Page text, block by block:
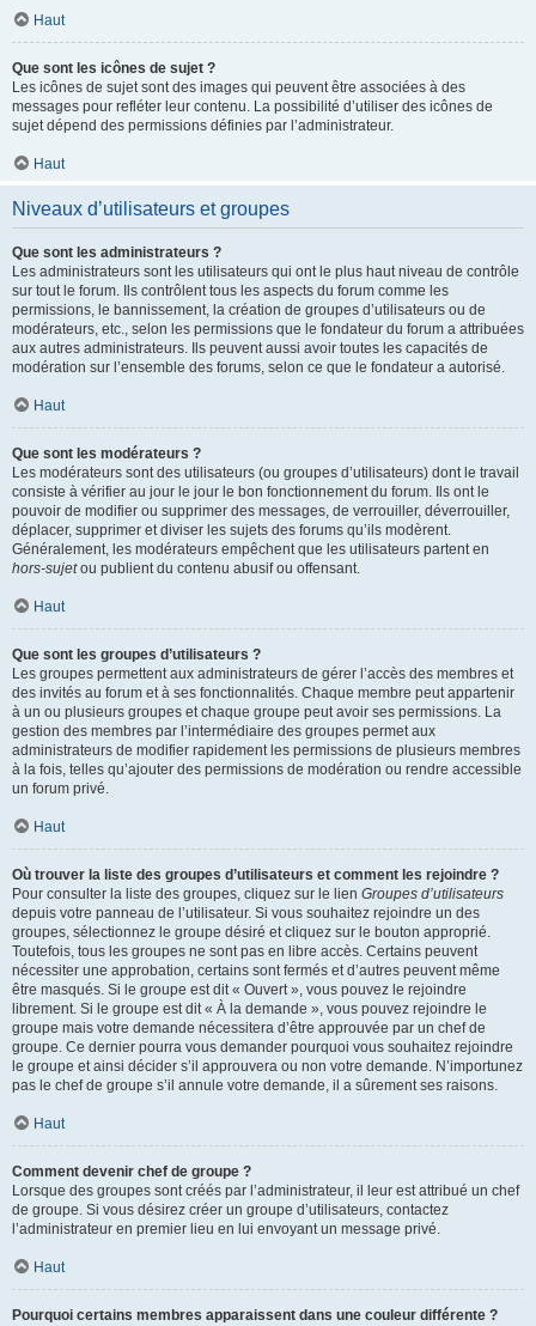
Haut
Que sont les icônes de sujet ?
Les icônes de sujet sont des images qui peuvent être associées à des
messages pour refléter leur contenu. La possibilité d’utiliser des icônes de
sujet dépend des permissions définies par l’administrateur.
Haut
Niveaux d’utilisateurs et groupes
Que sont les administrateurs ?
Les administrateurs sont les utilisateurs qui ont le plus haut niveau de contrôle
sur tout le forum. Ils contrôlent tous les aspects du forum comme les
permissions, le bannissement, la création de groupes d’utilisateurs ou de
modérateurs, etc., selon les permissions que le fondateur du forum a attribuées
aux autres administrateurs. Ils peuvent aussi avoir toutes les capacités de
modération sur l’ensemble des forums, selon ce que le fondateur a autorisé.
Haut
Que sont les modérateurs ?
Les modérateurs sont des utilisateurs (ou groupes d’utilisateurs) dont le travail
consiste à vérifier au jour le jour le bon fonctionnement du forum. Ils ont le
pouvoir de modifier ou supprimer des messages, de verrouiller, déverrouiller,
déplacer, supprimer et diviser les sujets des forums qu’ils modèrent.
Généralement, les modérateurs empêchent que les utilisateurs partent en
hors-sujetou publient du contenu abusif ou offensant.
Haut
Que sont les groupes d’utilisateurs ?
Les groupes permettent aux administrateurs de gérer l’accès des membres et
des invités au forum et à ses fonctionnalités. Chaque membre peut appartenir
à un ou plusieurs groupes et chaque groupe peut avoir ses permissions. La
gestion des membres par l’intermédiaire des groupes permet aux
administrateurs de modifier rapidement les permissions de plusieurs membres
à la fois, telles qu’ajouter des permissions de modération ou rendre accessible
un forum privé.
Haut
Où trouver la liste des groupes d’utilisateurs et comment les rejoindre ?
Pour consulter la liste des groupes, cliquez sur le lien Groupes d’utilisateurs
depuis votre panneau de l’utilisateur. Si vous souhaitez rejoindre un des
groupes, sélectionnez le groupe désiré et cliquez sur le bouton approprié.
Toutefois, tous les groupes ne sont pas en libre accès. Certains peuvent
nécessiter une approbation, certains sont fermés et d’autres peuvent même
être masqués. Si le groupe est dit « Ouvert », vous pouvez le rejoindre
librement. Si le groupe est dit « À la demande », vous pouvez rejoindre le
groupe mais votre demande nécessitera d’être approuvée par un chef de
groupe. Ce dernier pourra vous demander pourquoi vous souhaitez rejoindre
le groupe et ainsi décider s’il approuvera ou non votre demande. N’importunez
pas le chef de groupe s’il annule votre demande, il a sûrement ses raisons.
Haut
Comment devenir chef de groupe ?
Lorsque des groupes sont créés par l’administrateur, il leur est attribué un chef
de groupe. Si vous désirez créer un groupe d’utilisateurs, contactez
l’administrateur en premier lieu en lui envoyant un message privé.
Haut
Pourquoi certains membres apparaissent dans une couleur différente ?